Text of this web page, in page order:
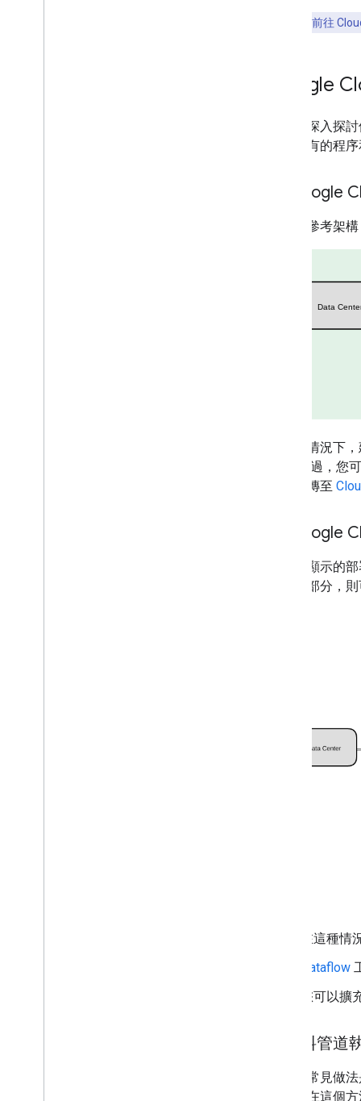
前往
Google
本節將深入探
以與現有的程
在 Google
下圖為參考架
在這種情況下
碼。 不過，您
可以上傳至
以 Google
上一節顯示的
道的一部分，
在這種情
Dataflow
您可以擴
從資料管
另一個常見做
放區。在這個